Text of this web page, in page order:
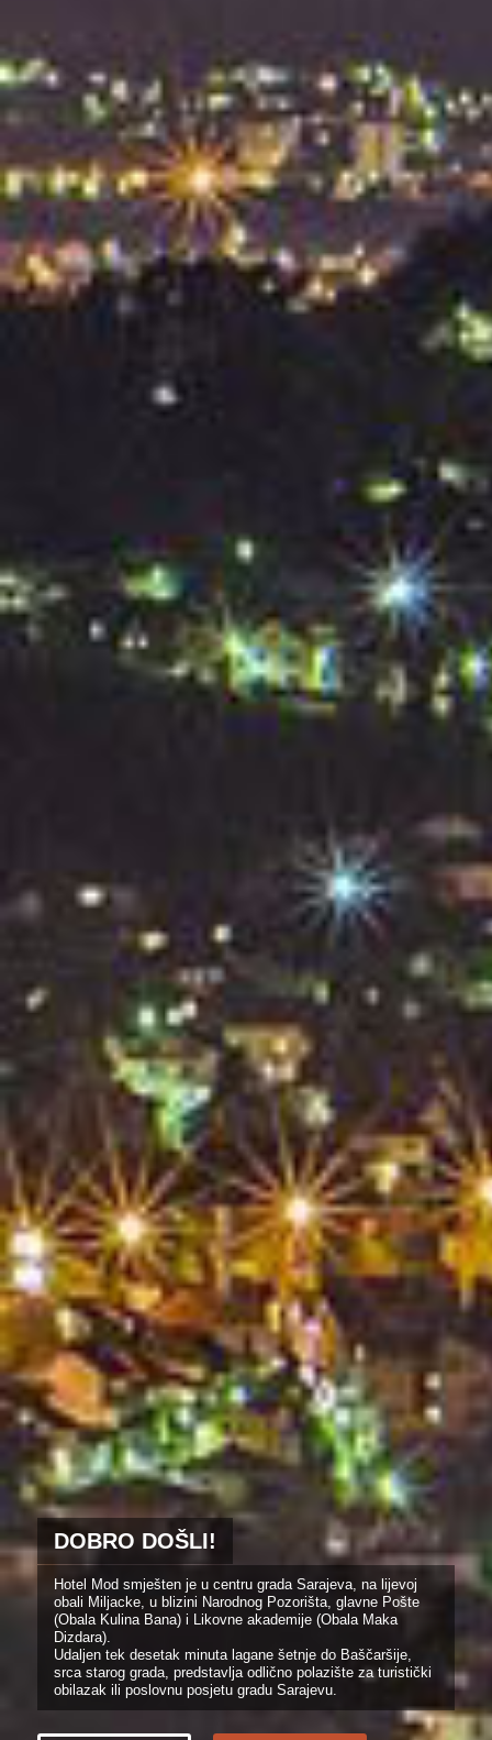
DOBRO DOŠLI!
Hotel Mod smješten je u centru grada Sarajeva, na lijevoj
obali Miljacke, u blizini Narodnog Pozorišta, glavne Pošte
(Obala Kulina Bana) i Likovne akademije (Obala Maka
Dizdara).
Udaljen tek desetak minuta lagane šetnje do Baščaršije,
srca starog grada, predstavlja odlično polazište za turistički
obilazak ili poslovnu posjetu gradu Sarajevu.